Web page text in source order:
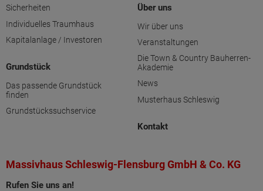
Sicherheiten
Individuelles Traumhaus
Kapitalanlage / Investoren
Grundstück
Das passende Grundstück
finden
Grundstückssuchservice
Über uns
Wir über uns
Veranstaltungen
Die Town & Country Bauherren-
Akademie
News
Musterhaus Schleswig
Kontakt
Massivhaus Schleswig-Flensburg GmbH & Co. KG
Rufen Sie uns an!